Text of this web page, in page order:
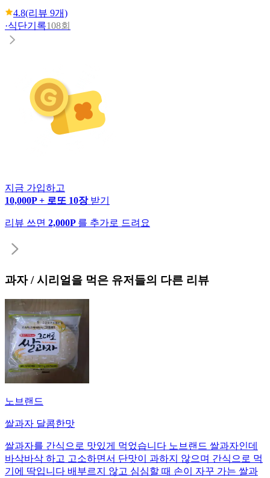
4.8(리뷰 9개)
·식단기록108회
지금 가입하고
10,000P + 로또 10장 받기
리뷰 쓰면 2,000P 를 추가로 드려요
과자 / 시리얼을 먹은 유저들의 다른 리뷰
노브랜드
쌀과자 달콤한맛
쌀과자를 간식으로 맛있게 먹었습니다 노브랜드 쌀과자인데
바삭바삭 하고 고소하면서 단맛이 과하지 않으며 간식으로 먹
기에 딱입니다 배부르지 않고 심심할 때 손이 자꾸 가는 쌀과